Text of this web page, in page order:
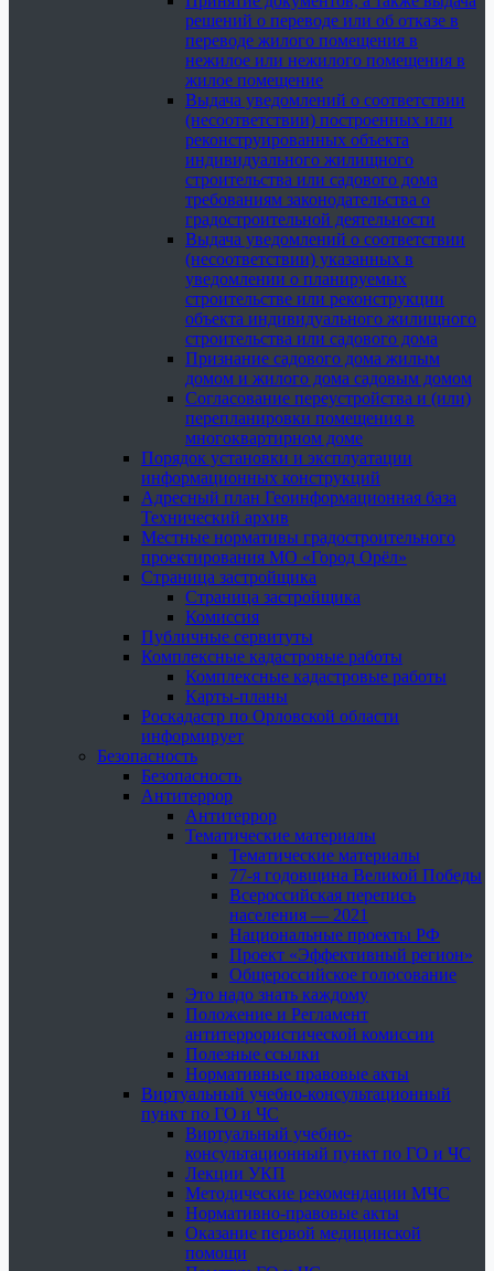
решений о переводе или об отказе в
переводе жилого помещения в
нежилое или нежилого помещения в
жилое помещение
Выдача уведомлений о соответствии
(несоответствии) построенных или
реконструированных объекта
индивидуального жилищного
строительства или садового дома
требованиям законодательства о
градостроительной деятельности
Выдача уведомлений о соответствии
(несоответствии) указанных в
уведомлении о планируемых
строительстве или реконструкции
объекта индивидуального жилищного
строительства или садового дома
Признание садового дома жилым
домом и жилого дома садовым домом
Согласование переустройства и (или)
перепланировки помещения в
многоквартирном доме
Порядок установки и эксплуатации
информационных конструкций
Адресный план Геоинформационная база
Технический архив
Местные нормативы градостроительного
проектирования МО «Город Орёл»
Страница застройщика
Страница застройщика
Комиссия
Публичные сервитуты
Комплексные кадастровые работы
Комплексные кадастровые работы
Карты-планы
Роскадастр по Орловской области
информирует
Безопасность
Безопасность
Антитеррор
Антитеррор
Тематические материалы
Тематические материалы
77-я годовщина Великой Победы
Всероссийская перепись
населения — 2021
Национальные проекты РФ
Проект «Эффективный регион»
Общероссийское голосование
Это надо знать каждому
Положение и Регламент
антитеррористической комиссии
Полезные ссылки
Нормативные правовые акты
Виртуальный учебно-консультационный
пункт по ГО и ЧС
Виртуальный учебно-
консультационный пункт по ГО и ЧС
Лекции УКП
Методические рекомендации МЧС
Нормативно-правовые акты
Оказание первой медицинской
помощи